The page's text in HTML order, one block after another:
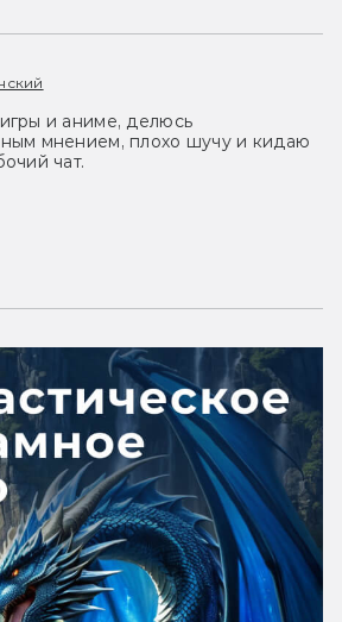
и аниме, делюсь
мнением, плохо шучу и кидаю
чат.